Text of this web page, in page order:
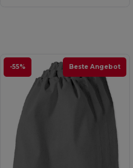
-55% Beste Angebot